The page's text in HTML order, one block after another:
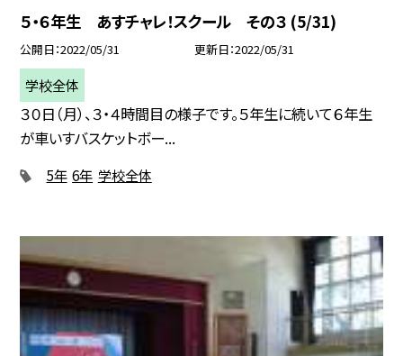
５・６年生 あすチャレ！スクール その３ (5/31)
公開日 2022/05/31 更新日 2022/05/31
学校全体
３０日（月）、３・４時間目の様子です。５年生に続いて６年生
が車いすバスケットボー...
5年 6年 学校全体